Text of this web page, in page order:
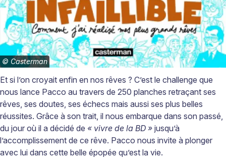
© Casterman
Et si l’on croyait enfin en nos rêves ? C’est le challenge que
nous lance Pacco au travers de 250 planches retraçant ses
rêves, ses doutes, ses échecs mais aussi ses plus belles
réussites. Grâce à son trait, il nous embarque dans son passé,
du jour où il a décidé de « vivre de la BD » jusqu’à
l’accomplissement de ce rêve. Pacco nous invite à plonger
avec lui dans cette belle épopée qu’est la vie.